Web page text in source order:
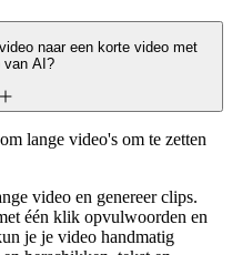
naar een korte video met
van AI?
lange video's om te zetten
video en genereer clips.
één klik opvulwoorden en
je je video handmatig